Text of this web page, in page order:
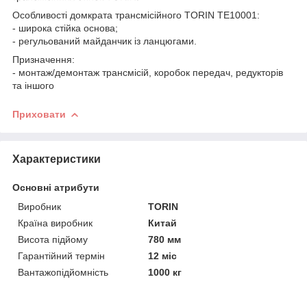
Особливості домкрата трансмісійного TORIN TE10001:
- широка стійка основа;
- регульований майданчик із ланцюгами.
Призначення:
- монтаж/демонтаж трансмісій, коробок передач, редукторів
та іншого
Приховати
Характеристики
Основні атрибути
Виробник
TORIN
Країна виробник
Китай
Висота підйому
780 мм
Гарантійний термін
12 міс
Вантажопідйомність
1000 кг